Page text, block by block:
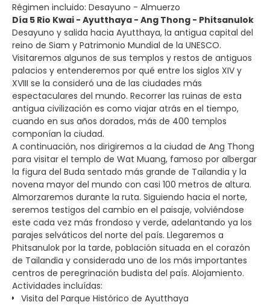
Régimen incluido: Desayuno - Almuerzo
Día 5 Rio Kwai - Ayutthaya - Ang Thong - Phitsanulok
Desayuno y salida hacia Ayutthaya, la antigua capital del
reino de Siam y Patrimonio Mundial de la UNESCO.
Visitaremos algunos de sus templos y restos de antiguos
palacios y entenderemos por qué entre los siglos XIV y
XVIII se la consideró una de las ciudades más
espectaculares del mundo. Recorrer las ruinas de esta
antigua civilización es como viajar atrás en el tiempo,
cuando en sus años dorados, más de 400 templos
componían la ciudad.
A continuación, nos dirigiremos a la ciudad de Ang Thong
para visitar el templo de Wat Muang, famoso por albergar
la figura del Buda sentado más grande de Tailandia y la
novena mayor del mundo con casi 100 metros de altura.
Almorzaremos durante la ruta. Siguiendo hacia el norte,
seremos testigos del cambio en el paisaje, volviéndose
este cada vez más frondoso y verde, adelantando ya los
parajes selváticos del norte del país. Llegaremos a
Phitsanulok por la tarde, población situada en el corazón
de Tailandia y considerada uno de los más importantes
centros de peregrinación budista del país. Alojamiento.
Actividades incluídas:
Visita del Parque Histórico de Ayutthaya